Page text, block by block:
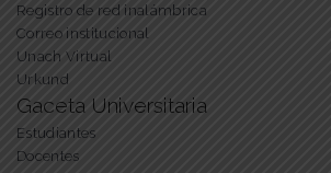
Registro de red inalámbrica
Correo institucional
Unach Virtual
Urkund
Gaceta Universitaria
Estudiantes
Docentes